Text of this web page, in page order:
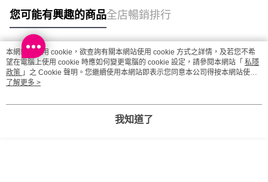
您可能有興趣的商品全店暢銷排行
熱門標籤
熱銷排行
本網站中使用 cookie，欲查詢有關本網站使用 cookie 方式之詳情，及若您不希
望在電腦上使用 cookie 時應如何變更電腦的 cookie 設定，請參閱本網站「 私隱
政策 」之 Cookie 聲明。您繼續使用本網站即表示您同意本公司得按本網站使用
條款之 Cookie 聲明使用 cookie。
了解更多 >
我知道了